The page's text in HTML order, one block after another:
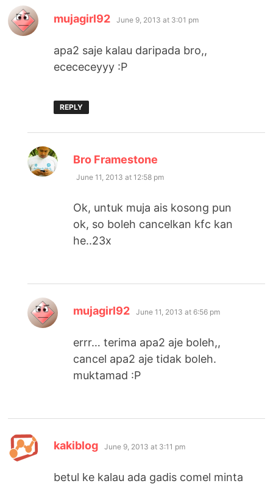
mujagirl92 says:
June 9, 2013 at 3:01 pm
apa2 saje kalau daripada bro,,
ecececeyyy :P
REPLY
Bro Framestone
June 11, 2013 at 12:58 pm
Ok, untuk muja ais kosong pun
ok, so boleh cancelkan kfc kan
he..23x
mujagirl92 says:
June 11, 2013 at 6:56 pm
errr… terima apa2 aje boleh,,
cancel apa2 aje tidak boleh.
muktamad :P
kakiblog says:
June 9, 2013 at 3:11 pm
betul ke kalau ada gadis comel minta